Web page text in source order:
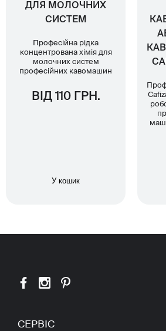
ДЛЯ МОЛОЧНИХ
СИСТЕМ
Професійна рідка
концентрована хімія для
молочних систем
професійних кавомашин
ВІД 110 ГРН.
У кошик
СЕРВІС